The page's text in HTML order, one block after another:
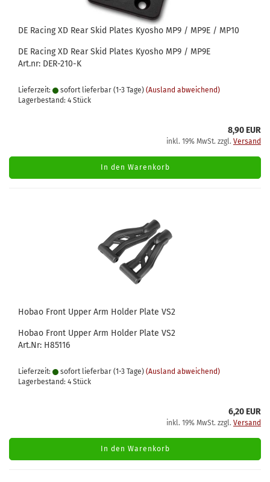
DE Racing XD Rear Skid Plates Kyosho MP9 / MP9E / MP10
DE Racing XD Rear Skid Plates Kyosho MP9 / MP9E
Art.nr: DER-210-K
Lieferzeit: sofort lieferbar (1-3 Tage) (Ausland abweichend)
Lagerbestand: 4 Stück
8,90 EUR
inkl. 19% MwSt. zzgl. Versand
In den Warenkorb
Hobao Front Upper Arm Holder Plate VS2
Hobao Front Upper Arm Holder Plate VS2
​Art.Nr: H85116
Lieferzeit: sofort lieferbar (1-3 Tage) (Ausland abweichend)
Lagerbestand: 4 Stück
6,20 EUR
inkl. 19% MwSt. zzgl. Versand
In den Warenkorb